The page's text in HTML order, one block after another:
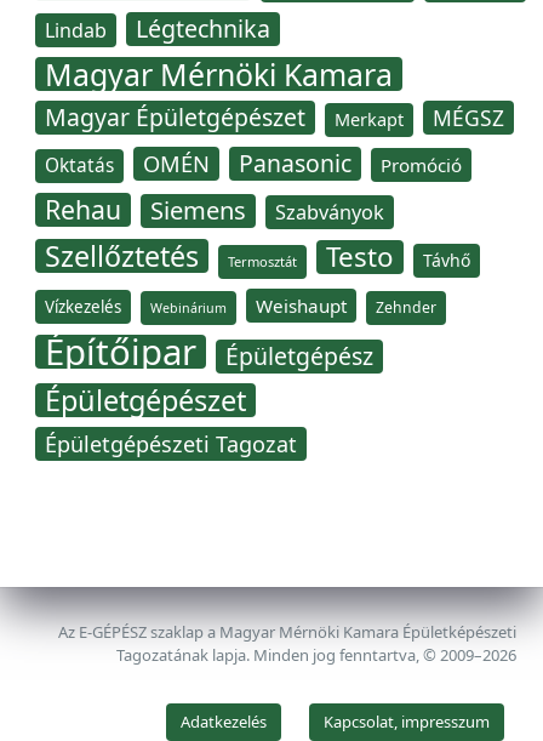
Lindab Légtechnika
Magyar Mérnöki Kamara
Magyar Épületgépészet Merkapt MÉGSZ
Oktatás OMÉN Panasonic Promóció
Rehau Siemens Szabványok
Szellőztetés Termosztát Testo Távhő
Vízkezelés Webinárium Weishaupt Zehnder
Építőipar Épületgépész
Épületgépészet
Épületgépészeti Tagozat
Az E-GÉPÉSZ szaklap a Magyar Mérnöki Kamara Épületképészeti
Tagozatának lapja. Minden jog fenntartva, © 2009–2026
Adatkezelés Kapcsolat, impresszum